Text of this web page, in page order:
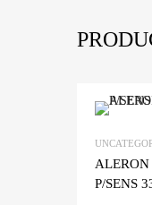
P/SENS